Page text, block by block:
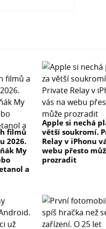
filmů
2026.
My
a
Apple si nechá
větší soukromí.
Relay v iPhonu
webu přesto
prozradit